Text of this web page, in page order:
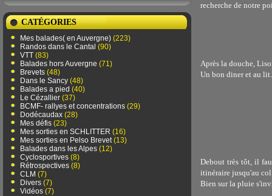
CATÉGORIES
Mes balades( en Auvergne) (223)
Randos dans le Cantal (90)
VTT (83)
Balades hors Auvergne (71)
Brevets (48)
Dans le Sancy (48)
Balades a pied (40)
Le Cézallier (37)
BCMF- rallyes et concentrations (29)
Dodécaudax (28)
Mes défis (23)
Mes sorties en SCHLITTER (16)
Mes sorties en Pelso Brevet(13)
Balades dans les Alpes (12)
Cyclosportives (8)
Rétrospectives (8)
CLM (7)
Divers (7)
Vidéos (7)
recherche de notre
Après la douche,
Un bon diner et au lit.
Debout très tôt, il
itinéraire jusqu'au col
Bien sur la pluie